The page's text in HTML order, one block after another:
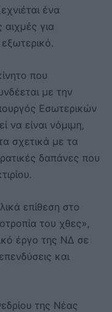
ένα
για
που
με την
Εσωτερικών
να είναι νόμιμη,
σχετικά με τα
δαπάνες που
επίθεση στο
του χθες»,
έργο της ΝΔ σε
και
της Νέας